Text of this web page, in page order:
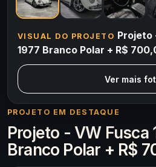
VISUAL DO PROJETO Projeto
1977 Branco Polar + R$
Ver mais
PROJETO EM DESTAQUE
Projeto - VW Fusca
Branco Polar + R$